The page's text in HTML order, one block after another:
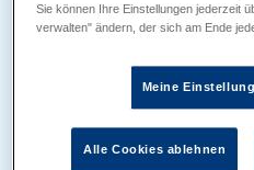
APFELKUCHEN
Backzeit
ZUTATEN
Sie können Ihre Einstellungen jederzeit
verwalten" ändern, der sich am Ende
Meine
Alle Cookies ablehnen